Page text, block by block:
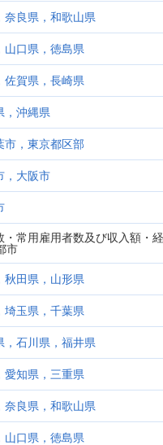
奈良県，和歌山県
山口県，徳島県
佐賀県，長崎県
，沖縄県
市，東京都区部
，大阪市
常用雇用者数及び収入額・
市
秋田県，山形県
埼玉県，千葉県
，石川県，福井県
愛知県，三重県
奈良県，和歌山県
山口県，徳島県